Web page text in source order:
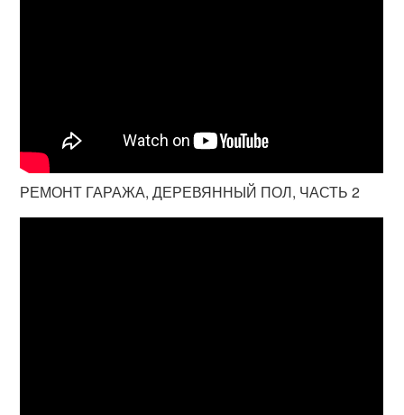
РЕМОНТ ГАРАЖА, ДЕРЕВЯННЫЙ ПОЛ, ЧАСТЬ 2